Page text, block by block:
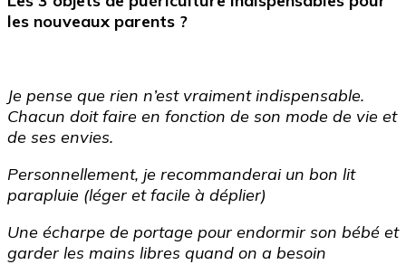
les nouveaux parents ?
Je pense que rien n’est vraiment indispensable.
Chacun doit faire en fonction de son mode de vie et
de ses envies.
Personnellement, je recommanderai un bon lit
parapluie (léger et facile à déplier)
Une écharpe de portage pour endormir son bébé et
garder les mains libres quand on a besoin